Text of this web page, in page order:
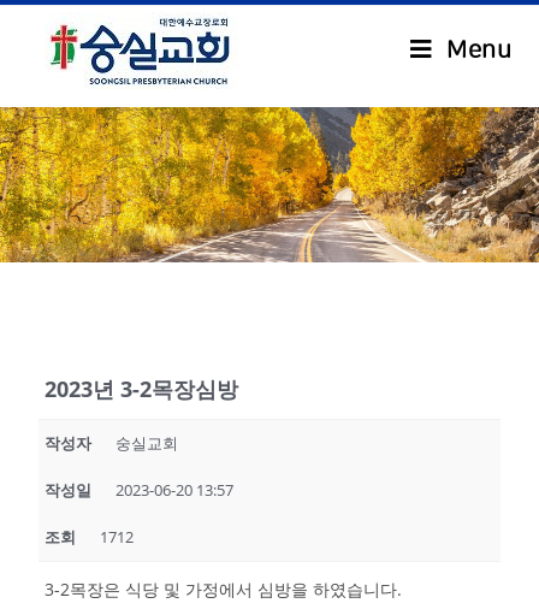
Menu
.
2023년 3-2목장심방
작성자 숭실교회
작성일 2023-06-20 13:57
조회 1712
3-2목장은 식당 및 가정에서 심방을 하였습니다.